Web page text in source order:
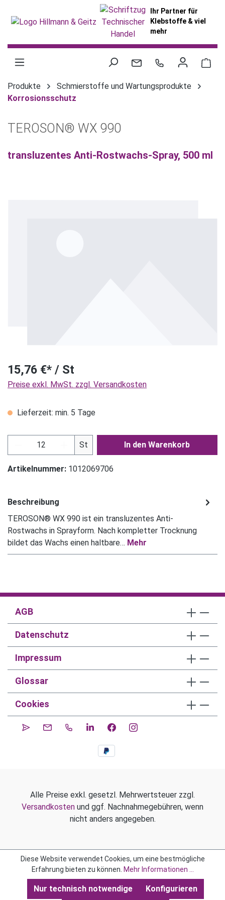
Ihr Partner für
Klebstoffe & viel
mehr
Produkte
Schmierstoffe und Wartungsprodukte
Korrosionsschutz
TEROSON® WX 990
transluzentes Anti-Rostwachs-Spray, 500 ml
15,76 €* / St
Preise exkl. MwSt. zzgl. Versandkosten
Lieferzeit: min. 5 Tage
Produkt Anzahl: Gib den gewünschten Wert
St In den Warenkorb
Artikelnummer: 1012069706
Beschreibung
TEROSON® WX 990 ist ein transluzentes Anti-
Rostwachs in Sprayform. Nach kompletter Trocknung
bildet das Wachs einen haltbare… Mehr
AGB
Datenschutz
Impressum
Glossar
Cookies
Alle Preise exkl. gesetzl. Mehrwertsteuer zzgl.
Versandkosten und ggf. Nachnahmegebühren, wenn
nicht anders angegeben.
Diese Website verwendet Cookies, um eine bestmögliche
Erfahrung bieten zu können. Mehr Informationen ...
Nur technisch notwendige Konfigurieren